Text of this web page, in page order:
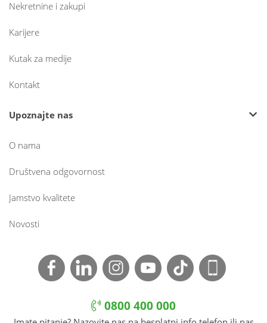
Nekretnine i zakupi
Karijere
Kutak za medije
Kontakt
Upoznajte nas
O nama
Društvena odgovornost
Jamstvo kvalitete
Novosti
0800 400 000